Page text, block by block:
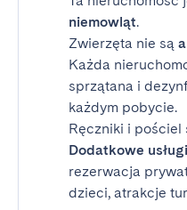
niemowląt.
Zwierzęta nie są
Każda
sprzątana i
każdym pobycie.
Ręczniki i pościel
Dodatkowe usługi
rezerwacja
dzieci, atrakcje